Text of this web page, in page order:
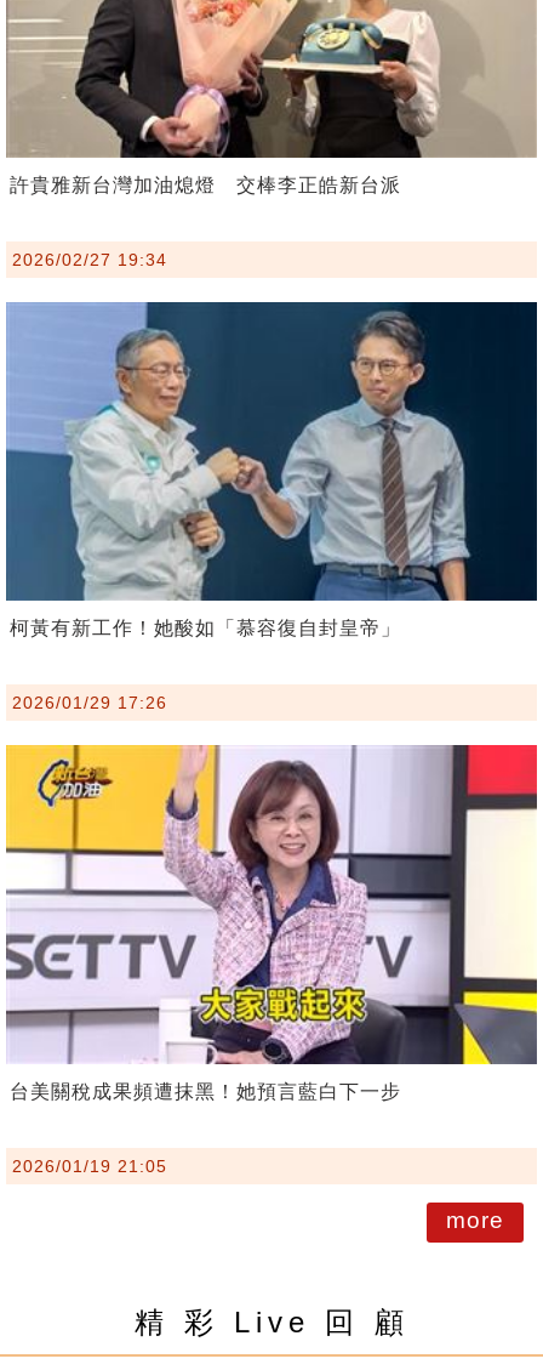
許貴雅新台灣加油熄燈 交棒李正皓新台派
2026/02/27 19:34
柯黃有新工作！她酸如「慕容復自封皇帝」
2026/01/29 17:26
台美關稅成果頻遭抹黑！她預言藍白下一步
2026/01/19 21:05
more
精 彩 Live 回 顧